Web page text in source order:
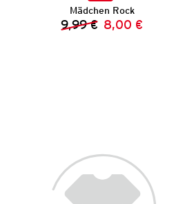
Mädchen Rock
Vorheriger Preis:
9,99 € Neuer Preis:
8,00 €